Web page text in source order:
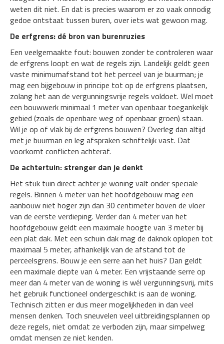
weten dit niet. En dat is precies waarom er zo vaak onnodig
gedoe ontstaat tussen buren, over iets wat gewoon mag.
De erfgrens: dé bron van burenruzies
Een veelgemaakte fout: bouwen zonder te controleren waar
de erfgrens loopt en wat de regels zijn. Landelijk geldt geen
vaste minimumafstand tot het perceel van je buurman; je
mag een bijgebouw in principe tot op de erfgrens plaatsen,
zolang het aan de vergunningsvrije regels voldoet. Wel moet
een bouwwerk minimaal 1 meter van openbaar toegankelijk
gebied (zoals de openbare weg of openbaar groen) staan.
Wil je op of vlak bij de erfgrens bouwen? Overleg dan altijd
met je buurman en leg afspraken schriftelijk vast. Dat
voorkomt conflicten achteraf.
De achtertuin: strenger dan je denkt
Het stuk tuin direct achter je woning valt onder speciale
regels. Binnen 4 meter van het hoofdgebouw mag een
aanbouw niet hoger zijn dan 30 centimeter boven de vloer
van de eerste verdieping. Verder dan 4 meter van het
hoofdgebouw geldt een maximale hoogte van 3 meter bij
een plat dak. Met een schuin dak mag de daknok oplopen tot
maximaal 5 meter, afhankelijk van de afstand tot de
perceelsgrens. Bouw je een serre aan het huis? Dan geldt
een maximale diepte van 4 meter. Een vrijstaande serre op
meer dan 4 meter van de woning is wél vergunningsvrij, mits
het gebruik functioneel ondergeschikt is aan de woning.
Technisch zitten er dus meer mogelijkheden in dan veel
mensen denken. Toch sneuvelen veel uitbreidingsplannen op
deze regels, niet omdat ze verboden zijn, maar simpelweg
omdat mensen ze niet kenden.